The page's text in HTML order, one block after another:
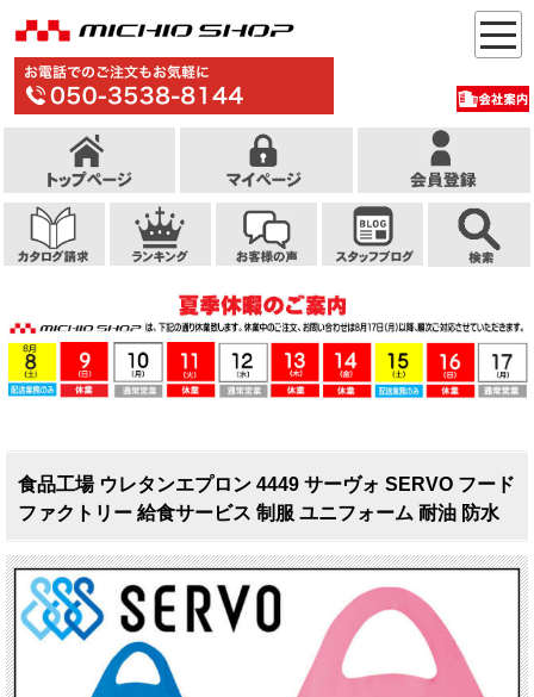
食品工場 ウレタンエプロン 4449 サーヴォ SERVO フード
ファクトリー 給食サービス 制服 ユニフォーム 耐油 防水